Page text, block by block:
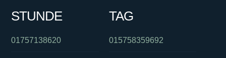
STUNDE
01757138620
TAG
015758359692